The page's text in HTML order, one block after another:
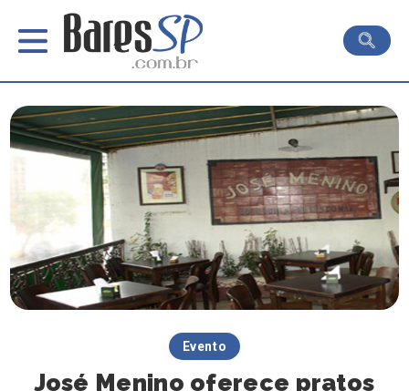
Evento
José Menino oferece pratos